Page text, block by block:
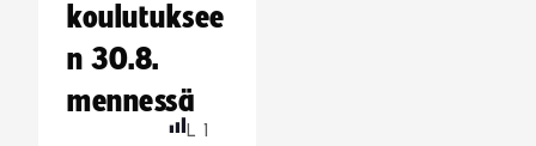
koulutuksee
n 30.8.
mennessä
L 1